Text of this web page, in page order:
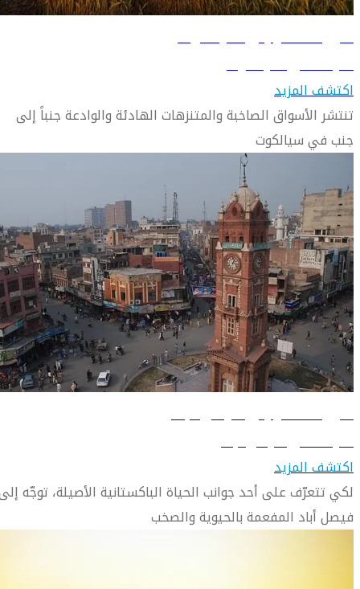
دليل السفر إلى سيالكوت
تعرّف على سيالكوت
اكتشف المزيد
تنتشر الأسواق الصاخبة والمتنزهات الهادئة والوادعة جنباً إلى
جنب في سيالكوت
دليل السفر إلى فيصل أباد
تعرّف على فيصل أباد
اكتشف المزيد
لكي تتعرّف على أحد جوانب الحياة الباكستانية الأصيلة، توجّه
فيصل أباد المفعمة بالحيوية والصخب